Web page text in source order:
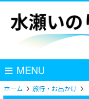
MENU
ホーム 旅行・お出かけ